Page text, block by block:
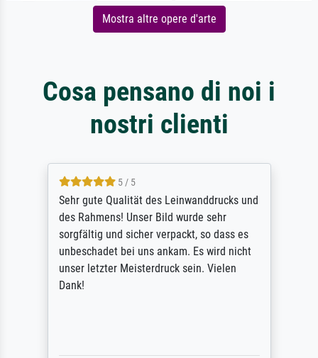
Mostra altre opere d'arte
Cosa pensano di noi i
nostri clienti
5 / 5
Sehr gute Qualität des Leinwanddrucks und
des Rahmens! Unser Bild wurde sehr
sorgfältig und sicher verpackt, so dass es
unbeschadet bei uns ankam. Es wird nicht
unser letzter Meisterdruck sein. Vielen
Dank!